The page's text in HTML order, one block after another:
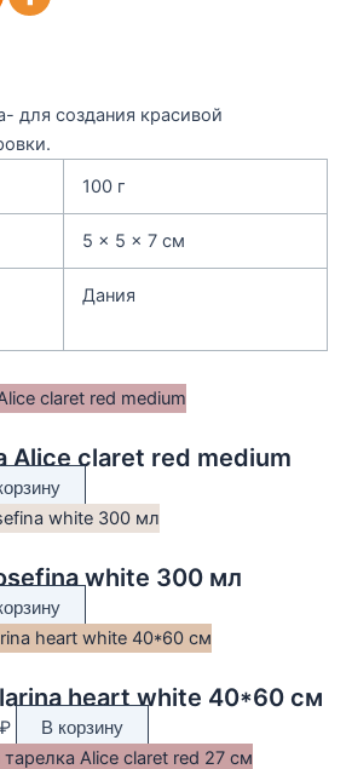
для создания красивой
100 г
5 × 5 × 7 см
Дания
Alice claret red medium
white 300 мл
heart white 40*60 см
₽Текущая
цена:
В корзину